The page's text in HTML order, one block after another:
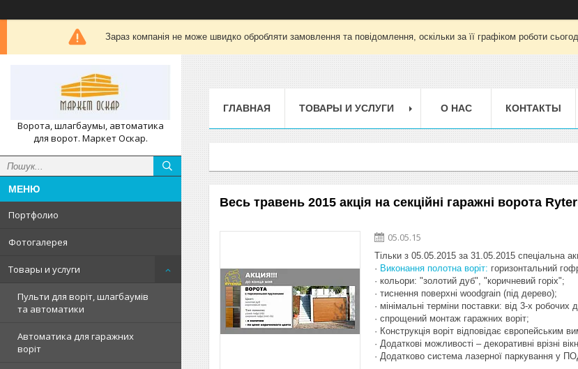
Зараз компанія не може швидко обробляти замовлення та повідомлення, оскільки за її графіком роботи
Ворота, шлагбаумы, автоматика
для ворот. Маркет Оскар.
Портфолио
Фотогалерея
Товары и услуги
Пульти для воріт, шлагбаумів
та автоматики
Автоматика для гаражних
воріт
ГЛАВНАЯ ТОВАРЫ И УСЛУГИ О НАС КОНТАКТЫ
Весь травень 2015 акція на секційні гаражні ворота
05.05.15
Тільки з 05.05.2015 за 31.05.2015 спеціальна
· Виконання полотна воріт: горизонтальний
· кольори: "золотий дуб", "коричневий горіх";
· тиснення поверхні woodgrain (під дерево);
· мінімальні терміни поставки: від 3-х робочих
· спрощений монтаж гаражних воріт;
· Конструкція воріт відповідає європейським
· Додаткові можливості – декоративні врізні
· Додатково система лазерної паркування у